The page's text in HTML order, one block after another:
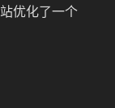
优化了一个